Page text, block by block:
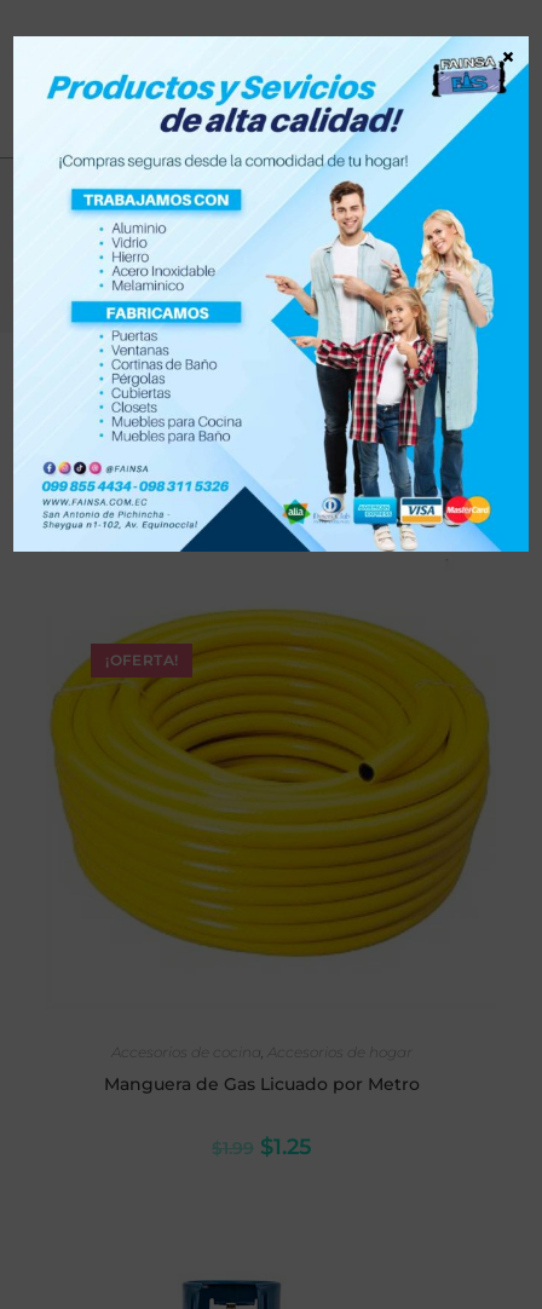
tanque
Productos > tanque
Filtrar
Orden por defecto
¡OFERTA!
Accesorios de cocina, Accesorios de hogar
Manguera de Gas Licuado por Metro
$1.99 $1.25
×